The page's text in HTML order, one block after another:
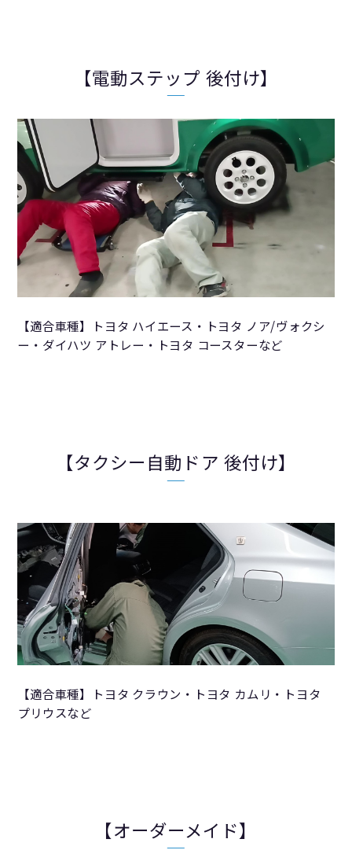
【電動ステップ 後付け】
【適合車種】トヨタ ハイエース・トヨタ ノア/ヴォクシ
ー・ダイハツ アトレー・トヨタ コースターなど
【タクシー自動ドア 後付け】
【適合車種】トヨタ クラウン・トヨタ カムリ・トヨタ
プリウスなど
【オーダーメイド】